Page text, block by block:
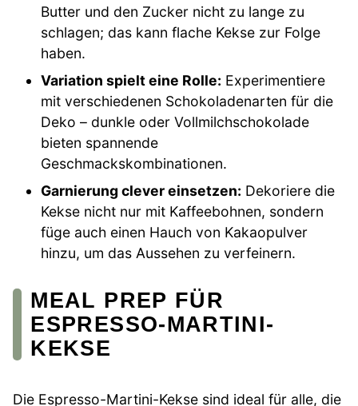
Butter und den Zucker nicht zu lange zu
schlagen; das kann flache Kekse zur Folge
haben.
Variation spielt eine Rolle: Experimentiere
mit verschiedenen Schokoladenarten für die
Deko – dunkle oder Vollmilchschokolade
bieten spannende
Geschmackskombinationen.
Garnierung clever einsetzen: Dekoriere die
Kekse nicht nur mit Kaffeebohnen, sondern
füge auch einen Hauch von Kakaopulver
hinzu, um das Aussehen zu verfeinern.
MEAL PREP FÜR
ESPRESSO-MARTINI-
KEKSE
Die Espresso-Martini-Kekse sind ideal für alle, die